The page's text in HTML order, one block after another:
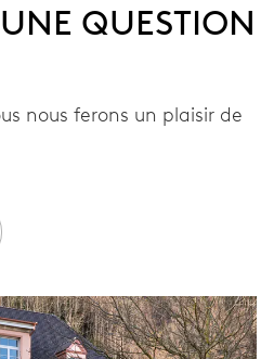
QUESTION
nous ferons un plaisir de